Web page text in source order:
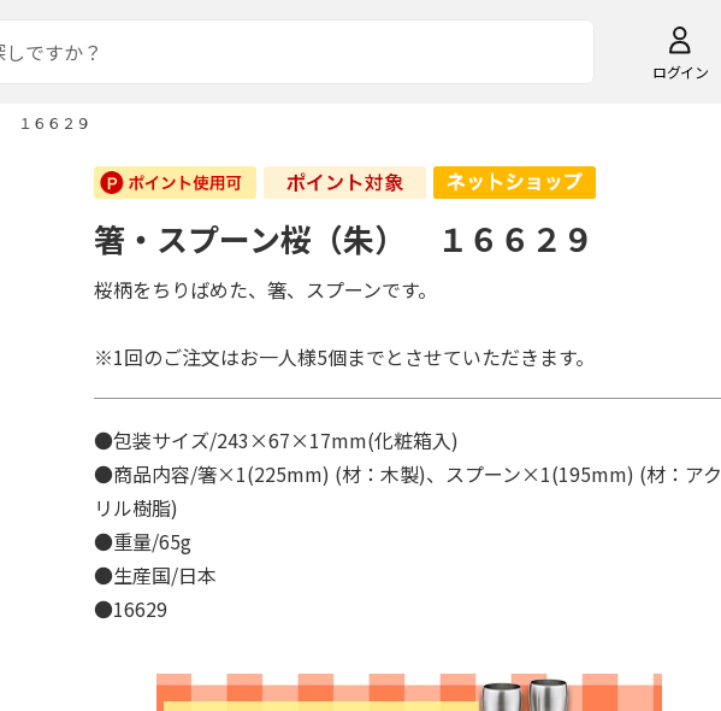
ログイン
１６６２９
箸・スプーン桜（朱） １６６２９
桜柄をちりばめた、箸、スプーンです。
※1回のご注文はお一人様5個までとさせていただきます。
●包装サイズ/243×67×17mm(化粧箱入)
●商品内容/箸×1(225mm) (材：木製)、スプーン×1(195mm) (材：アク
リル樹脂)
●重量/65g
●生産国/日本
●16629